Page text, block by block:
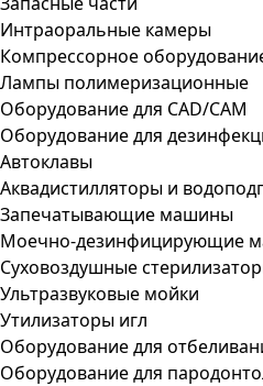
Интраоральные камеры
Компрессорное
Лампы полимеризационные
Оборудование для CAD/CAM
Оборудование для
Автоклавы
Аквадистилляторы и
Запечатывающие машины
Моечно-дезинфицирующие
Суховоздушные
Ультразвуковые мойки
Утилизаторы игл
Оборудование для
Оборудование для